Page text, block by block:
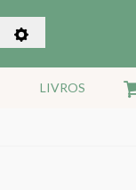
LIVROS